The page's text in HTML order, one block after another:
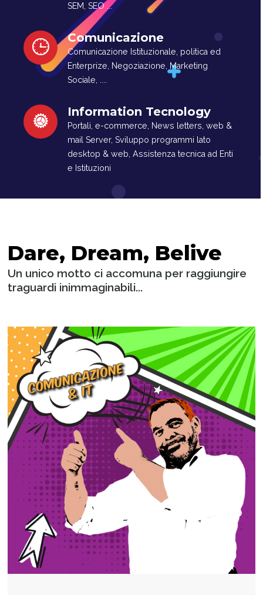
SEM, SEO ...
Comunicazione
Comunicazione Istituzionale, politica ed
Enterprize, Negoziazione, Marketing
Sociale, ....
Information Tecnology
Portali, e-commerce, News letters, web &
mail Server, Sviluppo programmi lato
desktop & web, Assistenza tecnica ad Enti
e Istituzioni
Dare, Dream, Belive
Un unico motto ci accomuna per raggiungire
traguardi inimmaginabili...